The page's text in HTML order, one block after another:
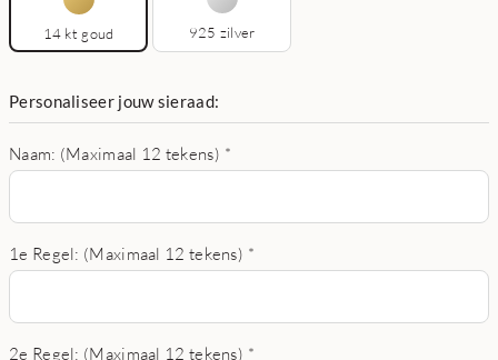
14 kt goud 925 zilver
Personaliseer jouw sieraad:
Naam: (Maximaal 12 tekens) *
1e Regel: (Maximaal 12 tekens) *
2e Regel: (Maximaal 12 tekens) *